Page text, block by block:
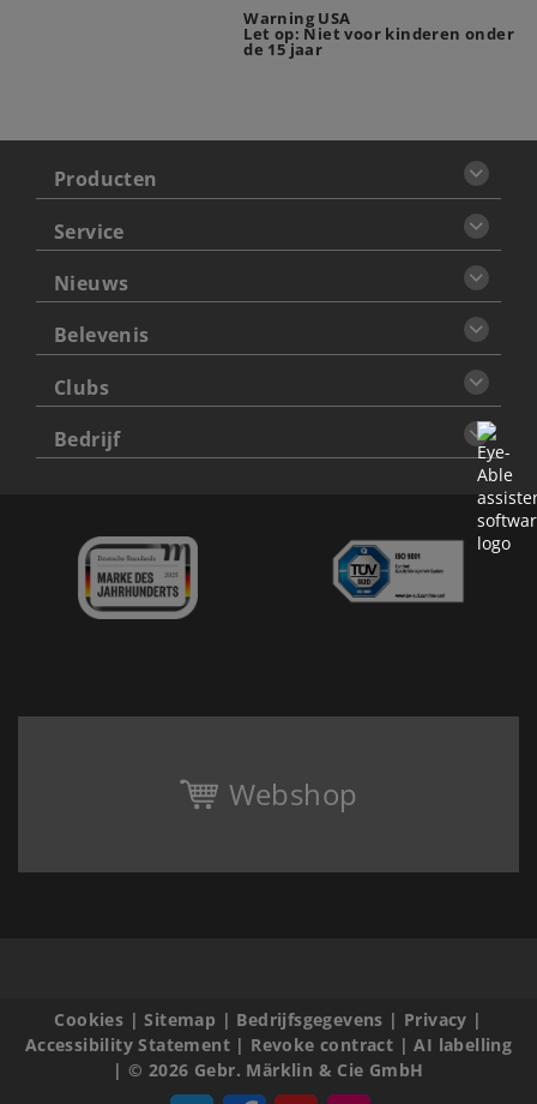
Warning USA
Let op: Niet voor kinderen onder
de 15 jaar
Producten
Service
Nieuws
Belevenis
Clubs
Bedrijf
Webshop
Cookies |Sitemap | Bedrijfsgegevens | Privacy |
Accessibility Statement| Revoke contract |AI labelling
|© 2026 Gebr. Märklin & Cie GmbH